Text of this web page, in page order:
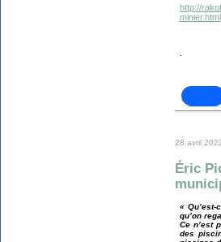
http://
minier.html
28 avril
Éric
«
qu’on
Ce n’est
des